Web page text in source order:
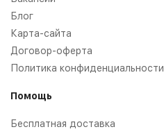
Блог
Карта-сайта
Договор-оферта
Политика конфиденциальности
Помощь
Бесплатная доставка